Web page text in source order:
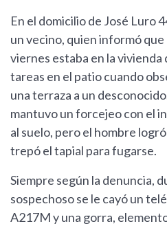
En el domicilio de José Luro
un vecino, quien informó que
viernes estaba en la vivienda
tareas en el patio cuando
una terraza a un
mantuvo un forcejeo con el
al suelo, pero el hombre
trepó el tapial para fugarse.
Siempre según la denuncia,
sospechoso se le cayó un
A217M y una gorra,